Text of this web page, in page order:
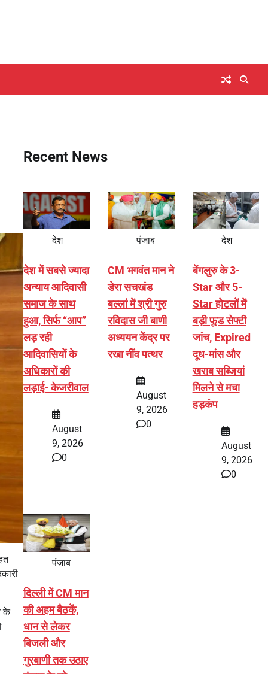
के
Recent News
देश
देश में सबसे ज्यादा
अन्याय आदिवासी
समाज के साथ
हुआ, सिर्फ ‘‘आप’’
लड़ रही
आदिवासियों के
अधिकारों की
लड़ाई- केजरीवाल
August
9, 2026
0
पंजाब
CM भगवंत मान ने
डेरा सचखंड
बल्लां में श्री गुरु
रविदास जी बाणी
अध्ययन केंद्र पर
रखा नींव पत्थर
August
9, 2026
0
देश
बेंगलुरु के 3-
Star और 5-
Star होटलों में
बड़ी फूड सेफ्टी
जांच, Expired
दूध-मांस और
खराब सब्जियां
मिलने से मचा
हड़कंप
August
9, 2026
0
पंजाब
दिल्ली में CM मान
की अहम बैठकें,
धान से लेकर
बिजली और
गुरबाणी तक उठाए